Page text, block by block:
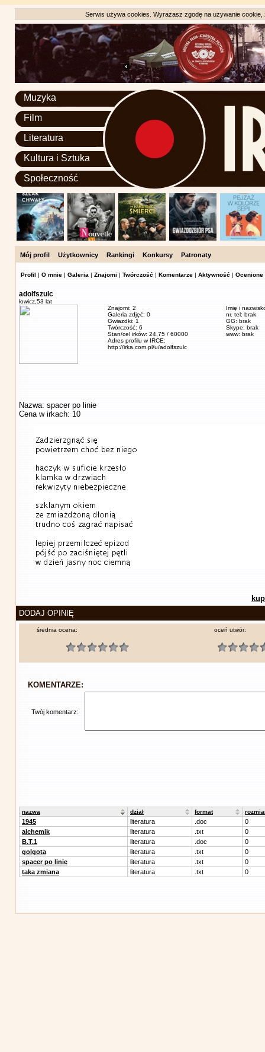
Serwis używa cookies. Wyrażasz zgodę na używanie
Muzyka
Film
Literatura
Kultura i Sztuka
Społeczność
Mój profil Użytkownicy Rankingi Konkursy Patronaty
Profil | O mnie | Galeria | Znajomi | Twórczość | Komentarze | Aktywność | Ocenione
adolfszulc
łowicz, 53 lat
Znajomi: 2
Galeria zdjęć: 0
Gwiazdki: 1
Twórczość: 6
Stan/cel irków: 24,75 / 60000
Adres profilu w IRCE:
http://irka.com.pl/u/adolfszulc
Imię i
nr. tel: brak
GG: brak
Skype: brak
www: brak
Nazwa: spacer po linie
Cena w irkach: 10
DODAJ OPINIĘ
średnia ocena: oceń utwór:
KOMENTARZE:
Twój komentarz:
nazwa dział format
1945 literatura .doc
0
alchemik
literatura .txt
0
B.T.1
literatura .doc
0
golgota
literatura .txt
0
spacer po linie
literatura .txt
0
taka zmiana
literatura .txt 0